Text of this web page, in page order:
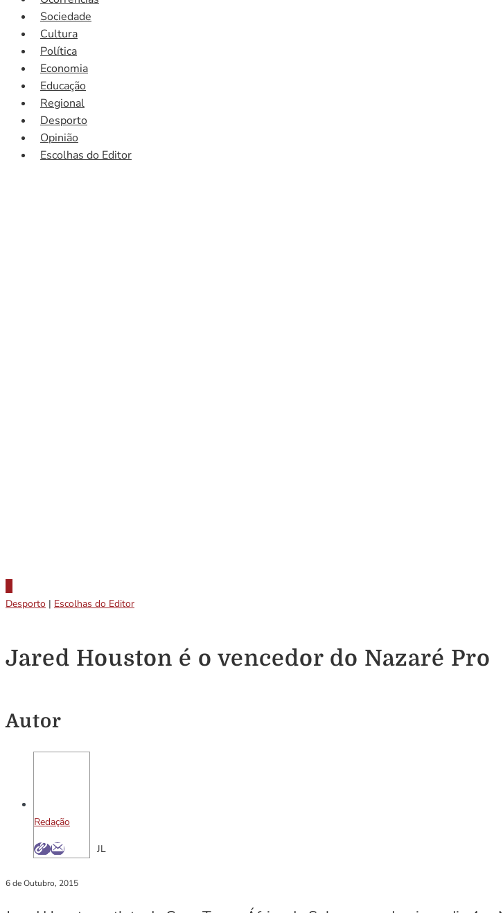
Sociedade
Cultura
Política
Economia
Educação
Regional
Desporto
Opinião
Escolhas do Editor
Desporto | Escolhas do Editor
Jared Houston é o vencedor do Nazaré Pro
Autor
Redação
JL
6 de Outubro, 2015